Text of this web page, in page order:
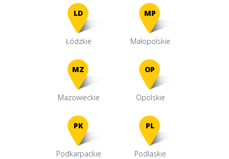
LD
Łódzkie
MP
Małopolskie
MZ
Mazowieckie
OP
Opolskie
PK
Podkarpackie
PL
Podlaskie